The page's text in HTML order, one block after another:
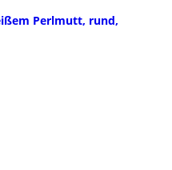
Perlmutt, rund,